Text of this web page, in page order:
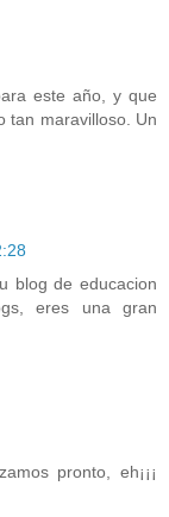
este año, y que
tan maravilloso. Un
blog de educacion
eres una gran
pronto, eh¡¡¡